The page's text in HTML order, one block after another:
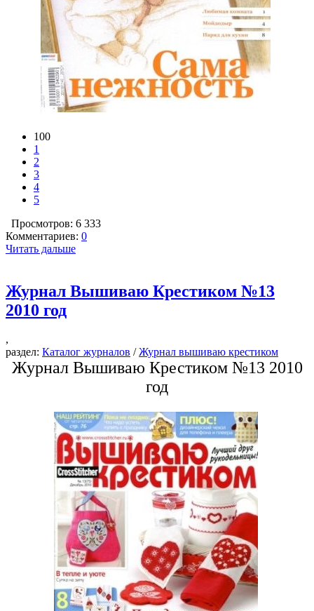
100
1
2
3
4
5
Просмотров: 6 333
Комментариев: 0
Читать дальше
Журнал Вышиваю Крестиком №13
2010 год
,
раздел: Каталог журналов /Журнал вышиваю крестиком
Журнал Вышиваю Крестиком №13 2010
год